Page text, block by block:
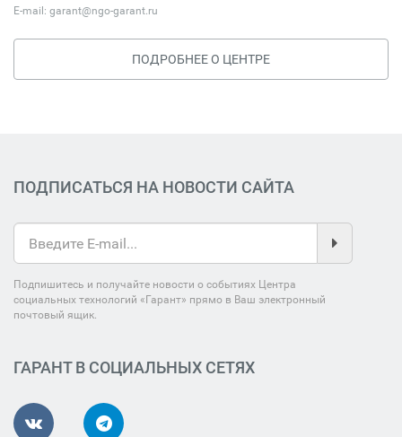
E-mail: garant@ngo-garant.ru
ПОДРОБНЕЕ О ЦЕНТРЕ
ПОДПИСАТЬСЯ НА НОВОСТИ САЙТА
Подпишитесь и получайте новости о событиях Центра
социальных технологий «Гарант» прямо в Ваш электронный
почтовый ящик.
ГАРАНТ В СОЦИАЛЬНЫХ СЕТЯХ